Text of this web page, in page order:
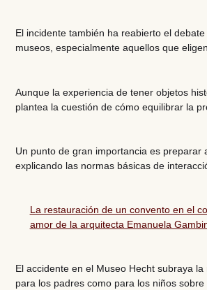
El incidente también ha reabierto el
museos, especialmente aquellos que
Aunque la experiencia de tener objetos
plantea la cuestión de cómo equilibrar la
Un punto de gran importancia es preparar
explicando las normas básicas de
La restauración de un convento en el
amor de la arquitecta Emanuela
El accidente en el Museo Hecht subraya la
para los padres como para los niños sobre